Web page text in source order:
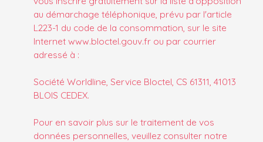
au démarchage téléphonique, prévu par l'article
L223-1 du code de la consommation, sur le site
Internet www.bloctel.gouv.fr ou par courrier
adressé à :
Société Worldline, Service Bloctel, CS 61311, 41013
BLOIS CEDEX.
Pour en savoir plus sur le traitement de vos
données personnelles, veuillez consulter notre